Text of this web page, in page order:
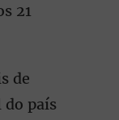
21
de
do país